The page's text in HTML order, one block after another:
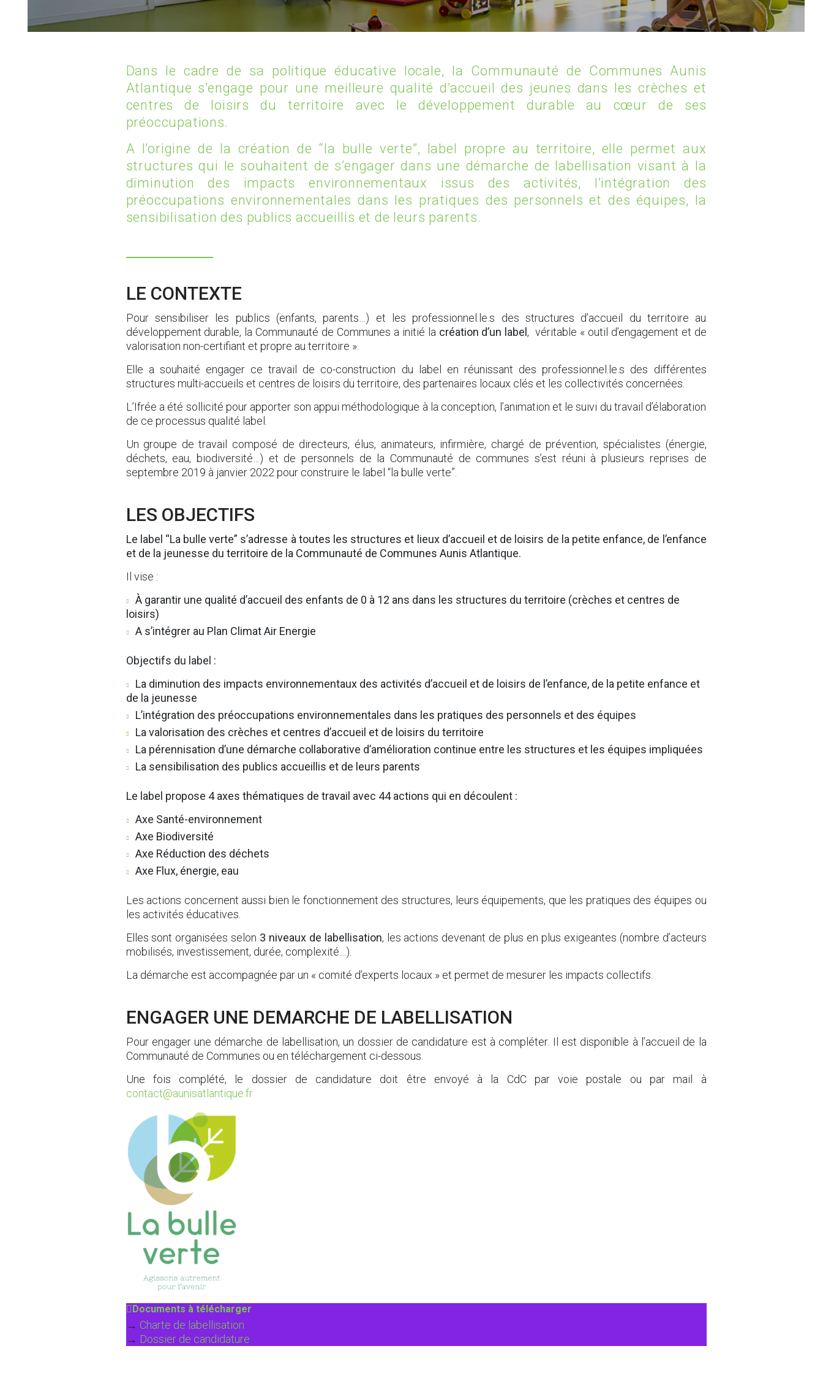
OFFRES D’EMPLOI
Dans le cadre de sa politique éducative locale, la Communauté de Communes Aunis
Atlantique s’engage pour une meilleure qualité d’accueil des jeunes dans les crèches et
centres de loisirs du territoire avec le développement durable au cœur de ses
préoccupations.
A l’origine de la création de “la bulle verte”, label propre au territoire, elle permet aux
structures qui le souhaitent de s’engager dans une démarche de labellisation visant à la
diminution des impacts environnementaux issus des activités, l’intégration des
préoccupations environnementales dans les pratiques des personnels et des équipes, la
sensibilisation des publics accueillis et de leurs parents.
LE CONTEXTE
Pour sensibiliser les publics (enfants, parents…) et les professionnel.le.s des structures d’accueil du territoire au
développement durable, la Communauté de Communes a initié la création d’un label, véritable « outil d’engagement et de
valorisation non-certifiant et propre au territoire ».
Elle a souhaité engager ce travail de co-construction du label en réunissant des professionnel.le.s des différentes
structures multi-accueils et centres de loisirs du territoire, des partenaires locaux clés et les collectivités concernées.
L’Ifrée a été sollicité pour apporter son appui méthodologique à la conception, l’animation et le suivi du travail d’élaboration
de ce processus qualité label.
Un groupe de travail composé de directeurs, élus, animateurs, infirmière, chargé de prévention, spécialistes (énergie,
déchets, eau, biodiversité…) et de personnels de la Communauté de communes s’est réuni à plusieurs reprises de
septembre 2019 à janvier 2022 pour construire le label “la bulle verte”.
LES OBJECTIFS
Le label “La bulle verte” s’adresse à toutes les structures et lieux d’accueil et de loisirs de la petite enfance, de l’enfance
et de la jeunesse du territoire de la Communauté de Communes Aunis Atlantique.
Il vise :
À garantir une qualité d’accueil des enfants de 0 à 12 ans dans les structures du territoire (crèches et centres de
loisirs)
A s’intégrer au Plan Climat Air Energie
Objectifs du label :
La diminution des impacts environnementaux des activités d’accueil et de loisirs de l’enfance, de la petite enfance et
de la jeunesse
L’intégration des préoccupations environnementales dans les pratiques des personnels et des équipes
La valorisation des crèches et centres d’accueil et de loisirs du territoire
La pérennisation d’une démarche collaborative d’amélioration continue entre les structures et les équipes impliquées
La sensibilisation des publics accueillis et de leurs parents
Le label propose 4 axes thématiques de travail avec 44 actions qui en découlent :
Axe Santé-environnement
Axe Biodiversité
Axe Réduction des déchets
Axe Flux, énergie, eau
Les actions concernent aussi bien le fonctionnement des structures, leurs équipements, que les pratiques des équipes ou
les activités éducatives.
Elles sont organisées selon 3 niveaux de labellisation, les actions devenant de plus en plus exigeantes (nombre d’acteurs
mobilisés, investissement, durée, complexité…).
La démarche est accompagnée par un « comité d’experts locaux » et permet de mesurer les impacts collectifs.
ENGAGER UNE DEMARCHE DE LABELLISATION
Pour engager une démarche de labellisation, un dossier de candidature est à compléter. Il est disponible à l’accueil de la
Communauté de Communes ou en téléchargement ci-dessous.
Une fois complété, le dossier de candidature doit être envoyé à la CdC par voie postale ou par mail à
contact@aunisatlantique.fr
Documents à télécharger
→ Charte de labellisation
→ Dossier de candidature